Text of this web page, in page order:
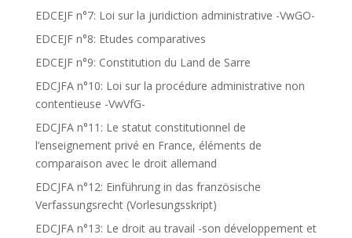
EDCEJF n°7: Loi sur la juridiction administrative -VwGO-
EDCEJF n°8: Etudes comparatives
EDCEJF n°9: Constitution du Land de Sarre
EDCJFA n°10: Loi sur la procédure administrative non
contentieuse -VwVfG-
EDCJFA n°11: Le statut constitutionnel de
l’enseignement privé en France, éléments de
comparaison avec le droit allemand
EDCJFA n°12: Einführung in das französische
Verfassungsrecht (Vorlesungsskript)
EDCJFA n°13: Le droit au travail -son développement et